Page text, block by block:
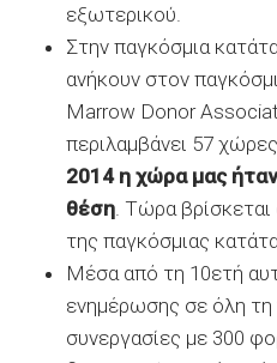
εξωτερικού.
Στην παγκόσμια
ανήκουν στον
Marrow Donor
περιλαμβάνει 57
2014 η χώρα μας
θέση . Τώρα
της παγκόσμιας
Μέσα από τη 10ετή
ενημέρωσης σε όλη
συνεργασίες με 300